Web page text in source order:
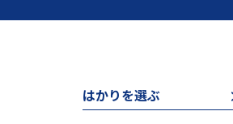
はかりを選ぶ